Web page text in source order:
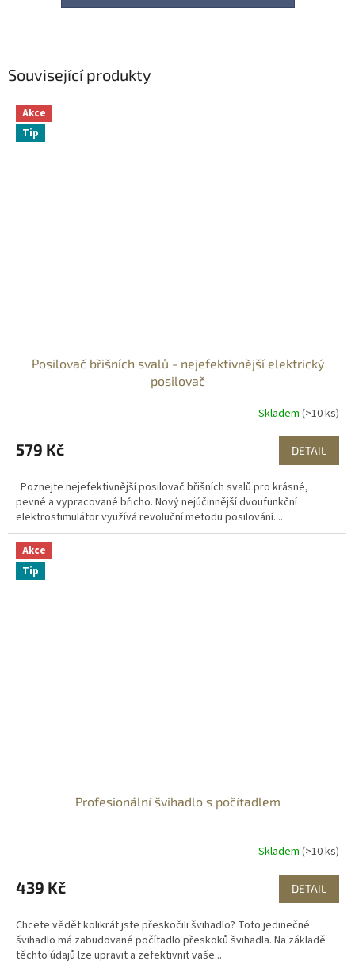
Související produkty
Akce
Tip
Posilovač břišních svalů - nejefektivnější elektrický
posilovač
Skladem (>10 ks)
579 Kč DETAIL
Poznejte nejefektivnější posilovač břišních svalů pro krásné,
pevné a vypracované břicho. Nový nejúčinnější dvoufunkční
elektrostimulátor využívá revoluční metodu posilování....
Akce
Tip
Profesionální švihadlo s počítadlem
Skladem (>10 ks)
439 Kč DETAIL
Chcete vědět kolikrát jste přeskočili švihadlo? Toto jedinečné
švihadlo má zabudované počítadlo přeskoků švihadla. Na základě
těchto údajů lze upravit a zefektivnit vaše...